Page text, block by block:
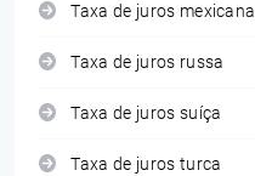
Taxa de juros mexicana
Taxa de juros russa
Taxa de juros suíça
Taxa de juros turca